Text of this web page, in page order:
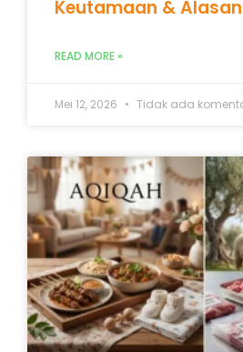
Keutamaan &
READ MORE »
Mei 12, 2026 Tidak ada